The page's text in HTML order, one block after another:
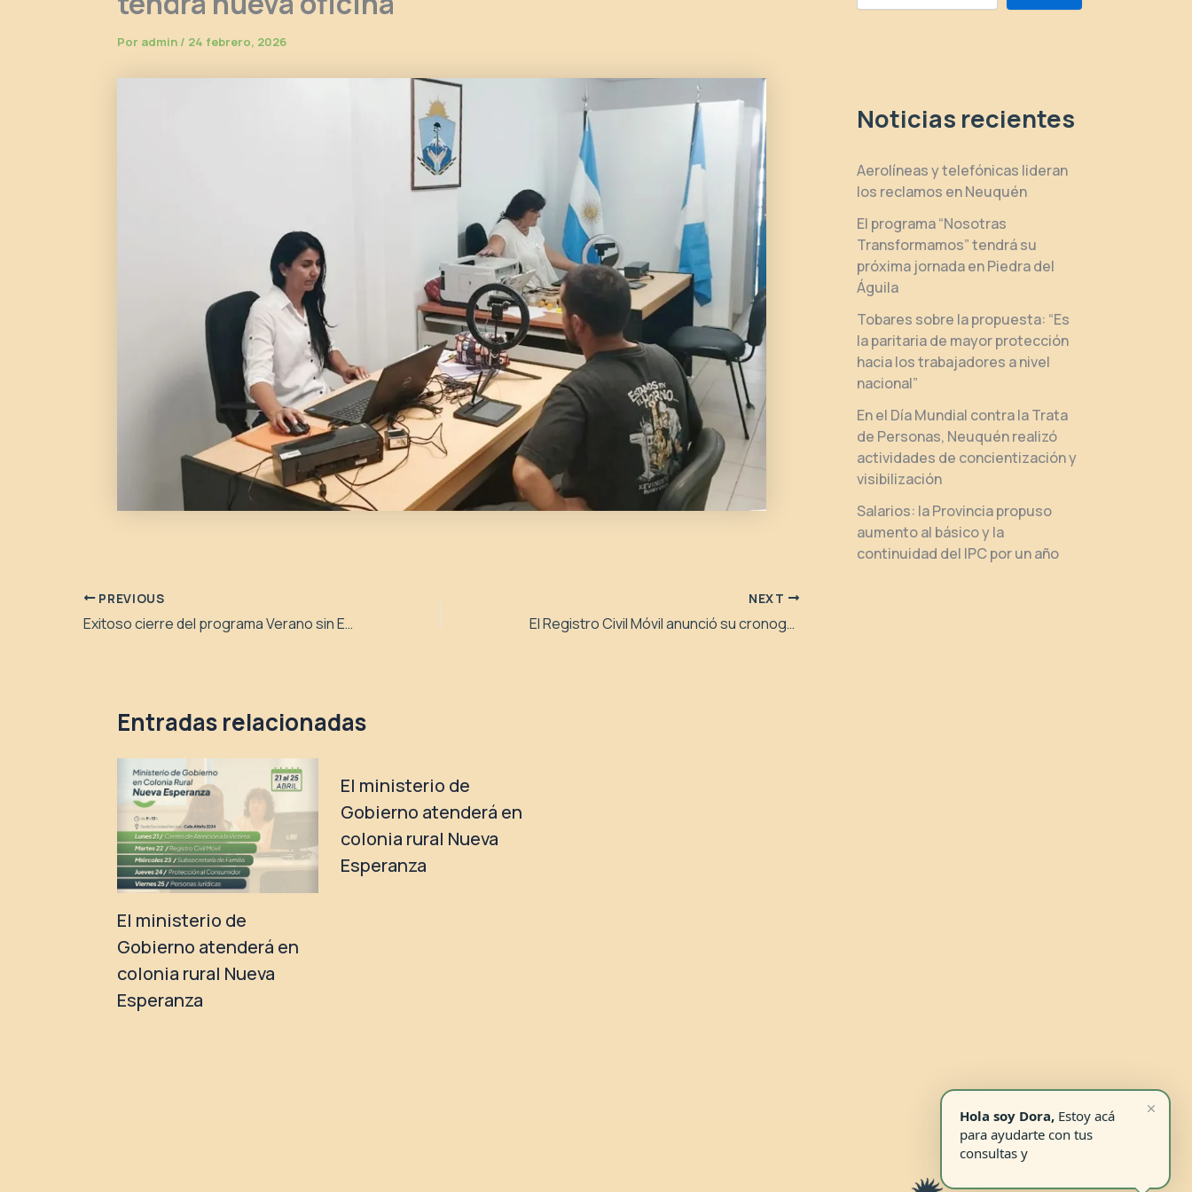
Por admin / 24 febrero, 2026
PREVIOUS
Exitoso cierre del programa Verano sin Etiquetas y con Orgullo
NEXT
El Registro Civil Móvil anunció su cronograma para la primera quincena de marzo
Entradas relacionadas
El ministerio de
Gobierno atenderá en
colonia rural Nueva
Esperanza
El ministerio de
Gobierno atenderá en
colonia rural Nueva
Esperanza
Noticias recientes
Aerolíneas y telefónicas lideran
los reclamos en Neuquén
El programa “Nosotras
Transformamos” tendrá su
próxima jornada en Piedra del
Águila
Tobares sobre la propuesta: “Es
la paritaria de mayor protección
hacia los trabajadores a nivel
nacional”
En el Día Mundial contra la Trata
de Personas, Neuquén realizó
actividades de concientización y
visibilización
Salarios: la Provincia propuso
aumento al básico y la
continuidad del IPC por un año